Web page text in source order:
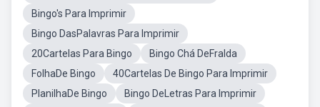
Bingo's Para Imprimir
Bingo DasPalavras Para Imprimir
20Cartelas Para Bingo
Bingo Chá DeFralda
FolhaDe Bingo
40Cartelas De Bingo Para Imprimir
PlanilhaDe Bingo
Bingo DeLetras Para Imprimir